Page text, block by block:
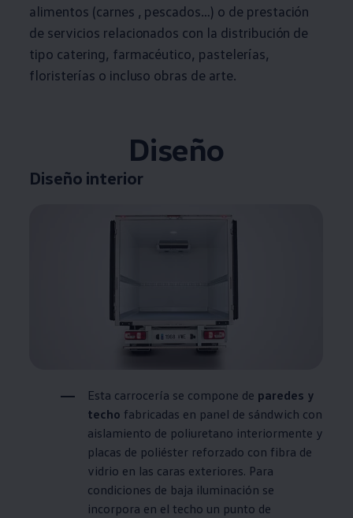
alimentos (carnes , pescados…) o de prestación
de servicios relacionados con la distribución de
tipo catering, farmacéutico, pastelerías,
floristerías o incluso obras de arte.
Diseño
Diseño interior
Esta carrocería se compone de paredes y
techo fabricadas en panel de sándwich con
aislamiento de poliuretano interiormente y
placas de poliéster reforzado con fibra de
vidrio en las caras exteriores. Para
condiciones de baja iluminación se
incorpora en el techo un punto de